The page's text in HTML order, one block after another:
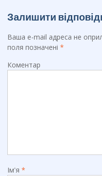
Залишити
Ваша e-mail адреса не
поля позначені *
Коментар
Ім'я *